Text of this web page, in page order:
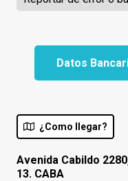
Datos
¿Como llegar?
Avenida Cabildo
13. CABA